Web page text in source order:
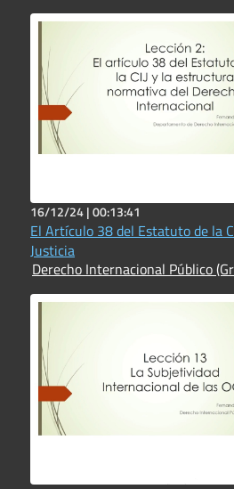
16/12/24 |00:13:41
El Artículo 38 del Estatuto de la
Justicia
Derecho Internacional Público